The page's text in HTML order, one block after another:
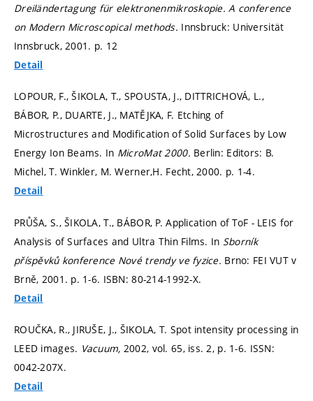
Dreiländertagung für elektronenmikroskopie. A conference
on Modern Microscopical methods. Innsbruck: Universität
Innsbruck, 2001. p. 12
Detail
LOPOUR, F., ŠIKOLA, T., SPOUSTA, J., DITTRICHOVÁ, L.,
BÁBOR, P., DUARTE, J., MATĚJKA, F. Etching of
Microstructures and Modification of Solid Surfaces by Low
Energy Ion Beams. In MicroMat 2000. Berlin: Editors: B.
Michel, T. Winkler, M. Werner,H. Fecht, 2000. p. 1-4.
Detail
PRŮŠA, S., ŠIKOLA, T., BÁBOR, P. Application of ToF - LEIS for
Analysis of Surfaces and Ultra Thin Films. In Sborník
příspěvků konference Nové trendy ve fyzice. Brno: FEI VUT v
Brně, 2001. p. 1-6. ISBN: 80-214-1992-X.
Detail
ROUČKA, R., JIRUŠE, J., ŠIKOLA, T. Spot intensity processing in
LEED images. Vacuum, 2002, vol. 65, iss. 2, p. 1-6. ISSN:
0042-207X.
Detail